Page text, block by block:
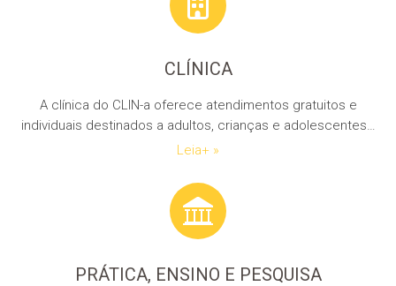
CLÍNICA
A clínica do CLIN-a oferece atendimentos gratuitos e
individuais destinados a adultos, crianças e adolescentes…
Leia+ »
PRÁTICA, ENSINO E PESQUISA